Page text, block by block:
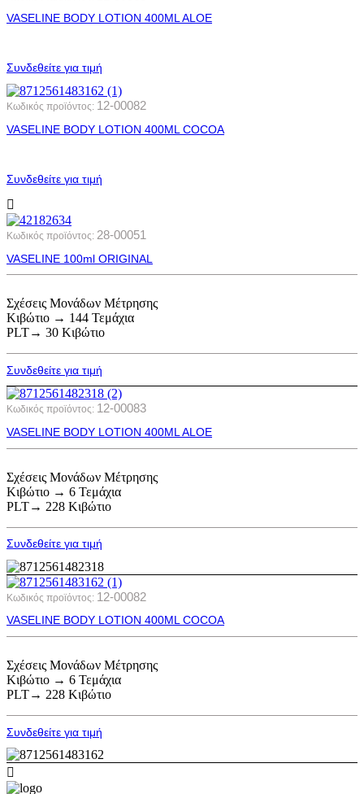
VASELINE BODY LOTION 400ML ALOE
Συνδεθείτε για τιμή
Κωδικός προϊόντος: 12-00082
VASELINE BODY LOTION 400ML COCOA
Συνδεθείτε για τιμή
Κωδικός προϊόντος: 28-00051
VASELINE 100ml ORIGINAL
Σχέσεις Μονάδων Μέτρησης
Κιβώτιο → 144 Τεμάχια
PLT→ 30 Κιβώτιο
Συνδεθείτε για τιμή
Κωδικός προϊόντος: 12-00083
VASELINE BODY LOTION 400ML ALOE
Σχέσεις Μονάδων Μέτρησης
Κιβώτιο → 6 Τεμάχια
PLT→ 228 Κιβώτιο
Συνδεθείτε για τιμή
Κωδικός προϊόντος: 12-00082
VASELINE BODY LOTION 400ML COCOA
Σχέσεις Μονάδων Μέτρησης
Κιβώτιο → 6 Τεμάχια
PLT→ 228 Κιβώτιο
Συνδεθείτε για τιμή